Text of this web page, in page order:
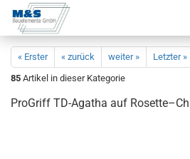
« Erster « zurück weiter »
Letzter »
85 Artikel in dieser Kategorie
Pro­Griff TD-​Agatha auf